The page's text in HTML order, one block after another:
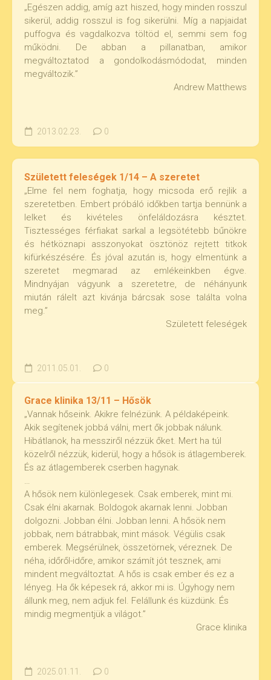
„Egészen addig, amíg azt hiszed, hogy minden rosszul
sikerül, addig rosszul is fog sikerülni. Míg a napjaidat
puffogva és vagdalkozva töltöd el, semmi sem fog
működni. De abban a pillanatban, amikor
megváltoztatod a gondolkodásmódodat, minden
megváltozik.”
Andrew Matthews
2013.02.23. 0
Született feleségek 1/14 – A szeretet
„Elme fel nem foghatja, hogy micsoda erő rejlik a
szeretetben. Embert próbáló időkben tartja bennünk a
lelket és kivételes önfeláldozásra késztet.
Tisztességes férfiakat sarkal a legsötétebb bűnökre
és hétköznapi asszonyokat ösztönöz rejtett titkok
kifürkészésére. És jóval azután is, hogy elmentünk a
szeretet megmarad az emlékeinkben égve.
Mindnyájan vágyunk a szeretetre, de néhányunk
miután rálelt azt kivánja bárcsak sose találta volna
meg.”
Született feleségek
2011.05.01. 0
Grace klinika 13/11 – Hősök
„Vannak hőseink. Akikre felnézünk. A példaképeink.
Akik segítenek jobbá válni, mert ők jobbak nálunk.
Hibátlanok, ha messziről nézzük őket. Mert ha túl
közelről nézzük, kiderül, hogy a hősök is átlagemberek.
És az átlagemberek cserben hagynak.
…
A hősök nem különlegesek. Csak emberek, mint mi.
Csak élni akarnak. Boldogok akarnak lenni. Jobban
dolgozni. Jobban élni. Jobban lenni. A hősök nem
jobbak, nem bátrabbak, mint mások. Végülis csak
emberek. Megsérülnek, összetörnek, véreznek. De
néha, időről-időre, amikor számít jót tesznek, ami
mindent megváltoztat. A hős is csak ember és ez a
lényeg. Ha ők képesek rá, akkor mi is. Úgyhogy nem
állunk meg, nem adjuk fel. Felállunk és küzdünk. És
mindig megmentjük a világot.”
Grace klinika
2025.01.11. 0